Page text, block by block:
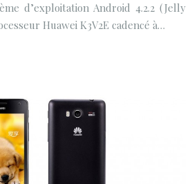
d’exploitation Android 4.2.2 (Jelly
Huawei K3V2E cadencé à…